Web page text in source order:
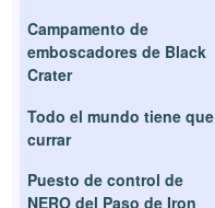
Campamento de
emboscadores de Black
Crater
Todo el mundo tiene que
currar
Puesto de control de
NERO del Paso de Iron